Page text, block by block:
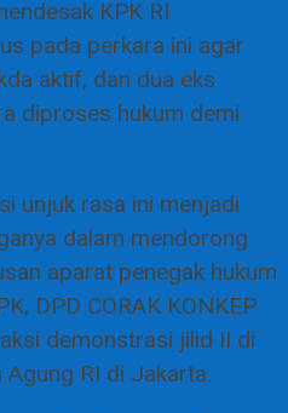
KPK RI
pada perkara ini agar
aktif, dan dua eks
diproses hukum demi
unjuk rasa ini menjadi
dalam mendorong
aparat penegak hukum
DPD CORAK KONKEP
demonstrasi jilid II di
RI di Jakarta.